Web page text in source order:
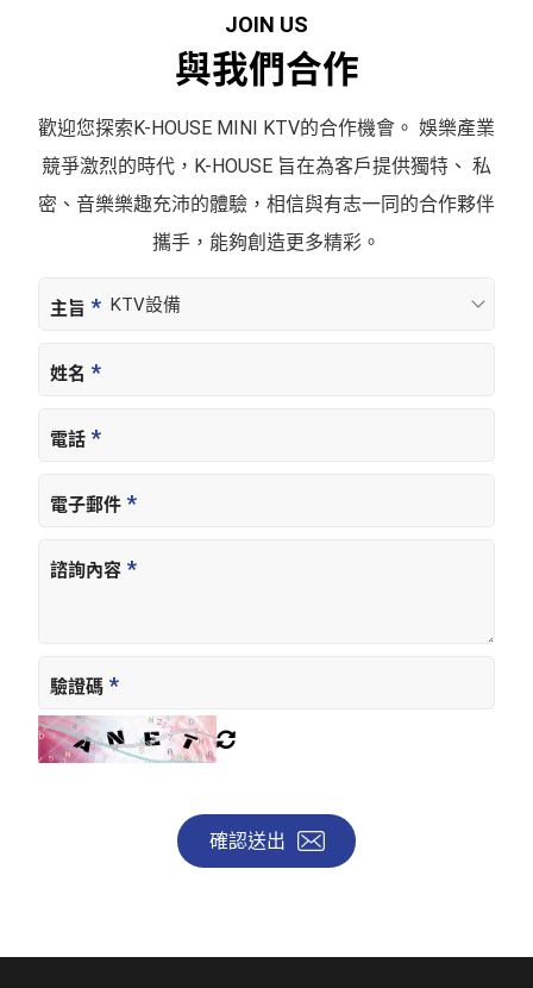
JOIN US
與我們合作
歡迎您探索K-HOUSE MINI KTV的合作機會。 娛樂產業
競爭激烈的時代，K-HOUSE 旨在為客戶提供獨特、 私
密、音樂樂趣充沛的體驗，相信與有志一同的合作夥伴
攜手， 能夠創造更多精彩。
主旨
姓名
電話
電子郵件
諮詢內容
驗證碼
確認送出